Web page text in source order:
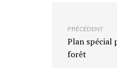
PRÉCÉDENT
Plan spécial
forêt